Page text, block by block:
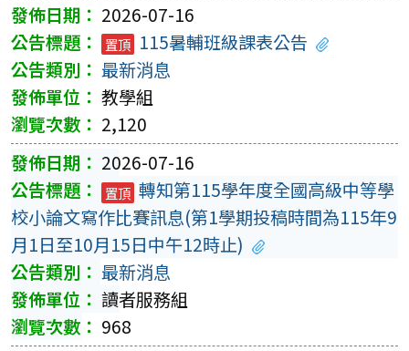
2026-07-16
置頂 115暑輔班級課表公告
最新消息
教學組
2,120
2026-07-16
置頂 轉知第115學年度全國高級中等學
校小論文寫作比賽訊息(第1學期投稿時間為115年9
月1日至10月15日中午12時止)
最新消息
讀者服務組
968